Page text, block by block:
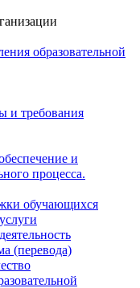
образовательной
и требования
и
процесса.
обучающихся
(перевода)